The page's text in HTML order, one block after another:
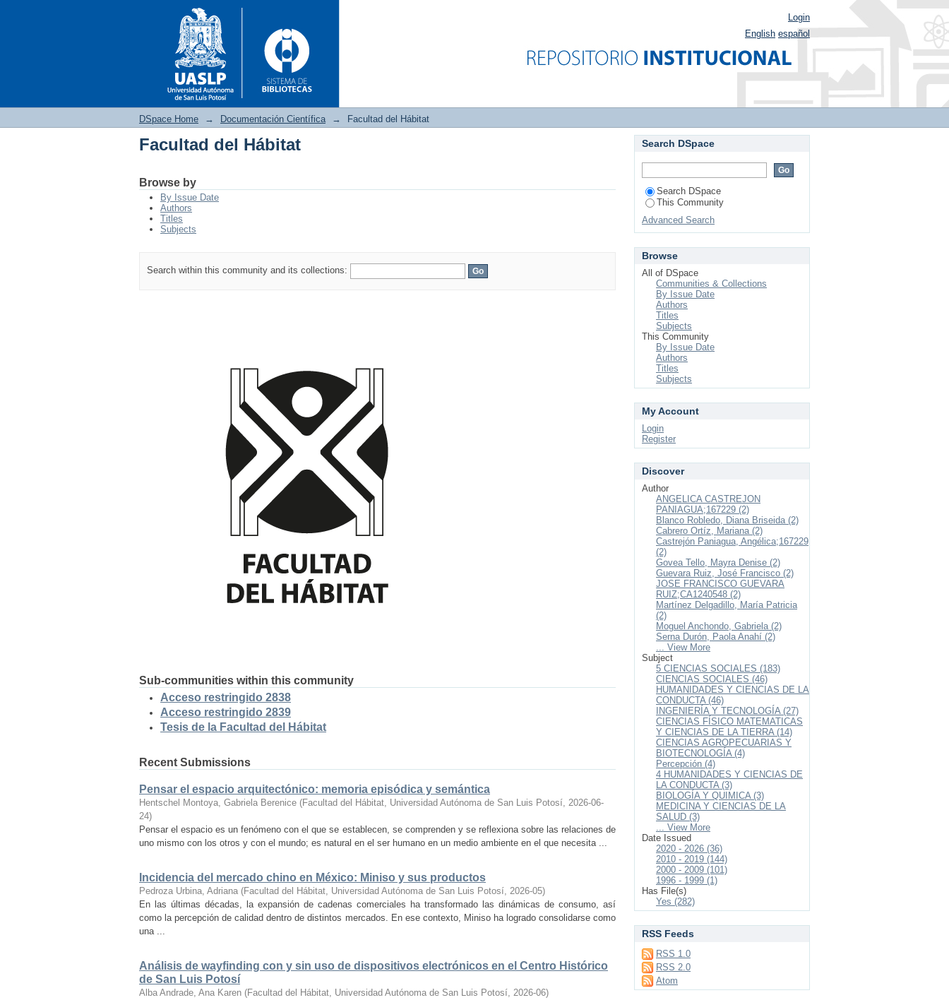
Login
English español
DSpace Home → Documentación Científica → Facultad del Hábitat
Facultad del Hábitat
Browse by
By Issue Date
Authors
Titles
Subjects
Search within this community and its collections:
Sub-communities within this community
Acceso restringido 2838
Acceso restringido 2839
Tesis de la Facultad del Hábitat
Recent Submissions
Pensar el espacio arquitectónico: memoria episódica y semántica
Hentschel Montoya, Gabriela Berenice (Facultad del Hábitat, Universidad Autónoma de San Luis Potosí, 2026-06-
24)
Pensar el espacio es un fenómeno con el que se establecen, se comprenden y se reflexiona sobre las relaciones de
uno mismo con los otros y con el mundo; es natural en el ser humano en un medio ambiente en el que necesita ...
Incidencia del mercado chino en México: Miniso y sus productos
Pedroza Urbina, Adriana (Facultad del Hábitat, Universidad Autónoma de San Luis Potosí, 2026-05)
En las últimas décadas, la expansión de cadenas comerciales ha transformado las dinámicas de consumo, así
como la percepción de calidad dentro de distintos mercados. En ese contexto, Miniso ha logrado consolidarse como
una ...
Análisis de wayfinding con y sin uso de dispositivos electrónicos en el Centro Histórico
de San Luis Potosí
Alba Andrade, Ana Karen (Facultad del Hábitat, Universidad Autónoma de San Luis Potosí, 2026-06)
Search DSpace
Search DSpace
This Community
Advanced Search
Browse
All of DSpace
Communities & Collections
By Issue Date
Authors
Titles
Subjects
This Community
By Issue Date
Authors
Titles
Subjects
My Account
Login
Register
Discover
Author
ANGELICA CASTREJON
PANIAGUA;167229 (2)
Blanco Robledo, Diana Briseida (2)
Cabrero Ortíz, Mariana (2)
Castrejón Paniagua, Angélica;167229
(2)
Govea Tello, Mayra Denise (2)
Guevara Ruiz, José Francisco (2)
JOSE FRANCISCO GUEVARA
RUIZ;CA1240548 (2)
Martínez Delgadillo, María Patricia
(2)
Moguel Anchondo, Gabriela (2)
Serna Durón, Paola Anahí (2)
... View More
Subject
5 CIENCIAS SOCIALES (183)
CIENCIAS SOCIALES (46)
HUMANIDADES Y CIENCIAS DE LA
CONDUCTA (46)
INGENIERÍA Y TECNOLOGÍA (27)
CIENCIAS FÍSICO MATEMATICAS
Y CIENCIAS DE LA TIERRA (14)
CIENCIAS AGROPECUARIAS Y
BIOTECNOLOGÍA (4)
Percepción (4)
4 HUMANIDADES Y CIENCIAS DE
LA CONDUCTA (3)
BIOLOGÍA Y QUIMICA (3)
MEDICINA Y CIENCIAS DE LA
SALUD (3)
... View More
Date Issued
2020 - 2026 (36)
2010 - 2019 (144)
2000 - 2009 (101)
1996 - 1999 (1)
Has File(s)
Yes (282)
RSS Feeds
RSS 1.0
RSS 2.0
Atom